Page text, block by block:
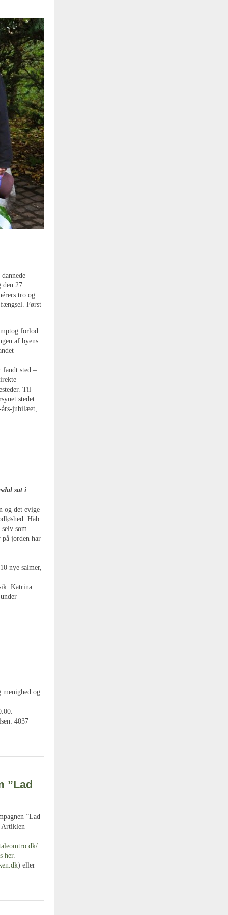
den 27.
tro og
Først
forlod
af byens
fandt sted –
Til
stedet
års-jubilæet,
sat i
og det evige
Håb.
som
jorden har
nye salmer,
Katrina
menighed og
4037
”Lad
”Lad
Artiklen
.
her.
) eller